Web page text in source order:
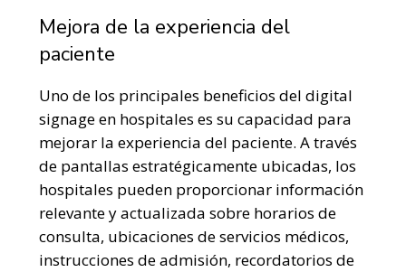
Mejora de la experiencia del
paciente
Uno de los principales beneficios del digital
signage en hospitales es su capacidad para
mejorar la experiencia del paciente. A través
de pantallas estratégicamente ubicadas, los
hospitales pueden proporcionar información
relevante y actualizada sobre horarios de
consulta, ubicaciones de servicios médicos,
instrucciones de admisión, recordatorios de